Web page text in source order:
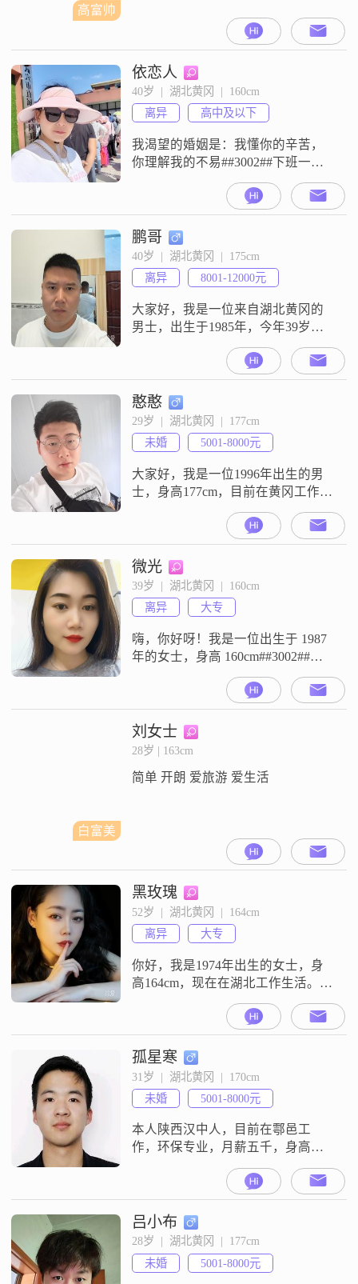
高富帅
依恋人
40岁  |  湖北黄冈  |  160cm
离异
高中及以下
我渴望的婚姻是：我懂你的辛苦，
你理解我的不易##3002##下班一起
买菜，家务一起做##3002##有时间
一起去旅游，看看祖国的大好河山
##3002##我希望能找到一个三观
正，能同频的人共度余生##3002##
鹏哥
40岁  |  湖北黄冈  |  175cm
离异
8001-12000元
大家好，我是一位来自湖北黄冈的
男士，出生于1985年，今年39岁
##3002##我的身高是175cm，体重保
持在70公斤左右，看起来还算挺拔
##3002##目前，我在黄冈当地的一
家工厂工作，每月收入大概在8001
到12000元之间，虽然不算特别高，
但也能保证基本的生活需求
##3002##我性格稳重可靠，做事有
责任感，不
憨憨
29岁  |  湖北黄冈  |  177cm
未婚
5001-8000元
大家好，我是一位1996年出生的男
士，身高177cm，目前在黄冈工作
##3002##我的月收入在5001到8000
元之间，拥有大学本科学历
##3002##我觉得自己是一个耐心包
容##3001##随和易相处的人，朋友
们都觉得和我在一起很轻松，没有
压力##3002##在生活中，我总是保
持着乐观积极的态度，面对困难时
也能稳重
微光
39岁  |  湖北黄冈  |  160cm
离异
大专
嗨，你好呀！我是一位出生于 1987
年的女士，身高 160cm##3002##我
在黄冈工作，每个月的收入大概在
3001 - 5000 元##3002##我的学历是
大专##3002##我觉得自己是个温柔
体贴的人，在生活和工作中都会细
心照顾他人的感受##3002##我对待
全心全意##300
白富美
刘女士
28岁 | 163cm
简单 开朗 爱旅游 爱生活
黑玫瑰
52岁  |  湖北黄冈  |  164cm
离异
大专
你好，我是1974年出生的女士，身
高164cm，现在在湖北工作生活。我
的学历是大专，目前的月收入在
5000到8000元。平时我喜欢精致生
活，也喜欢音乐欣赏，平时会关注
时尚穿搭，也会去上健身操课。性
格上我比较温柔体贴，做事独立自
信，在相处中我愿意提供情绪价
值，也能做到善解人意、信任包
容。我现在是单身状态，希望找一
段稳定的
孤星寒
31岁  |  湖北黄冈  |  170cm
未婚
5001-8000元
本人陕西汉中人，目前在鄠邑工
作，环保专业，月薪五千，身高
169，偏瘦120，平时喜欢看动漫，
玩游戏，偶尔旅游，打乒乓球，对
事对人认真可信，偏内向，生活自
然随心，乐于享受生活，不抽烟，
不喝酒。我希望我的伴侣是一个身
高不高于165，体重小于110的，有
自己工作，能自己养活自己的，和
吕小布
28岁  |  湖北黄冈  |  177cm
未婚
5001-8000元